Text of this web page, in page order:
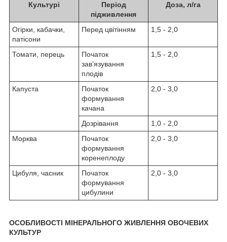
Культурі
Період
підживлення
Доза, л/га
Огірки, кабачки,
патісони
Перед цвітінням 1,5 - 2,0
Томати, перець
Початок
зав’язування
плодів
1,5 - 2,0
Капуста
Початок
формування
качана
2,0 - 3,0
Дозрівання
1,0 - 2,0
Морква
Початок
формування
коренеплоду
2,0 - 3,0
Цибуля, часник
Початок
формування
цибулини
2,0 - 3,0
ОСОБЛИВОСТІ МІНЕРАЛЬНОГО ЖИВЛЕННЯ ОВОЧЕВИХ
КУЛЬТУР